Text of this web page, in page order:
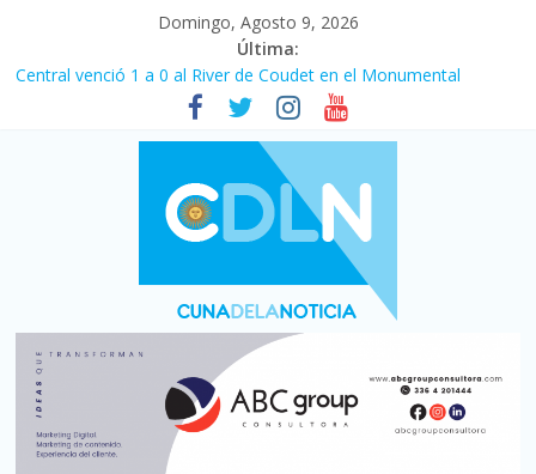
Domingo, Agosto 9, 2026
Última:
Central venció 1 a 0 al River de Coudet en el Monumental
La morosidad alcanzó su nivel más alto en dos décadas y ya
afecta a 400 mil deudores en Santa Fe
Desde que asumió Milei cerraron 41.000 kioscos: el sector
denuncia crisis como en 2001
Vacaciones de invierno con más movimiento y consumo
turístico: 4,6 millones de personas viajaron por el país, un 5,9%
Fuerte caída de la venta de autos usados en julio: bajó un 12,6%